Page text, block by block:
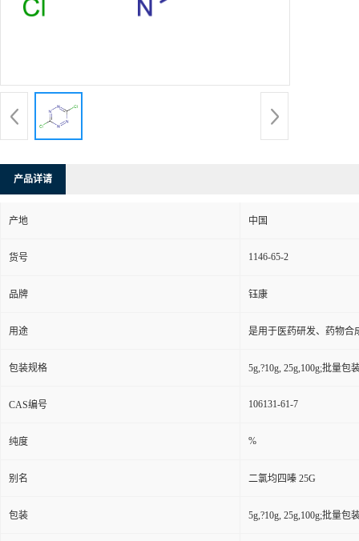
产品详请
产地 中国
货号 1146-65-2
品牌 钰康
用途 是用于医药研发、药物合
包装规格 5g,?10g, 25g,100g;批量包
CAS编号 106131-61-7
纯度 %
别名 二氯均四嗪 25G
包装 5g,?10g, 25g,100g;批量包